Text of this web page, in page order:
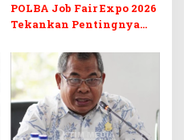
POLBA Job Fair Expo 2026
Tekankan Pentingnya
Digital